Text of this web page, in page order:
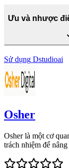
Ưu và nhược
Sử dụng Dstudioai
Osher
Osher là một cơ
trách nhiệm để